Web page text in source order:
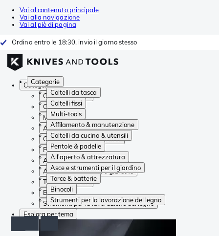
Vai al contenuto principale
Vai alla navigazione
Vai al piè di pagina
Ordina entro le 18:30, invio il giorno stesso
Categorie
Coltelli da tasca
Coltelli fissi
Multi-tools
Affilamento & manutenzione
Coltelli da cucina & utensili
Pentole & padelle
All'aperto & attrezzatura
Asce e strumenti per il giardino
Torce & batterie
Binocoli
Strumenti per la lavorazione del legno
Categorie
Coltelli da tasca
Coltelli fissi
Multi-tools
Affilamento & manutenzione
Coltelli da cucina & utensili
Pentole & padelle
All'aperto & attrezzatura
Asce e strumenti per il giardino
Torce & batterie
Binocoli
Strumenti per la lavorazione del legno
Esplora per tema